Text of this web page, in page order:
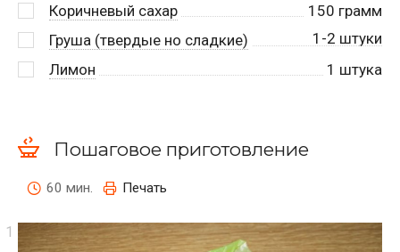
Коричневый сахар
150 грамм
Груша (твердые но сладкие)
1-2 штуки
Лимон
1 штука
Пошаговое приготовление
60 мин. Печать